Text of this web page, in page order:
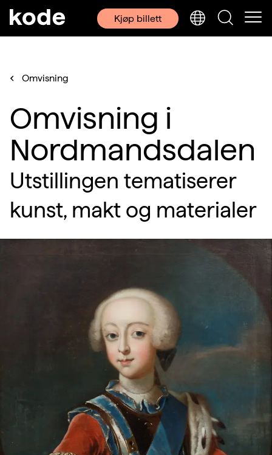
Kjøp billett
Omvisning
Omvisning i
Nordmandsdalen
Utstillingen tematiserer
kunst, makt og materialer